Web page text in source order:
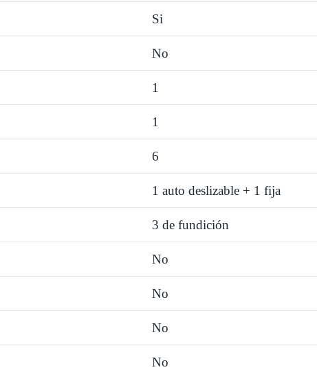
Si
No
1
1
6
1 auto deslizable + 1 fija
3 de fundición
No
No
No
No